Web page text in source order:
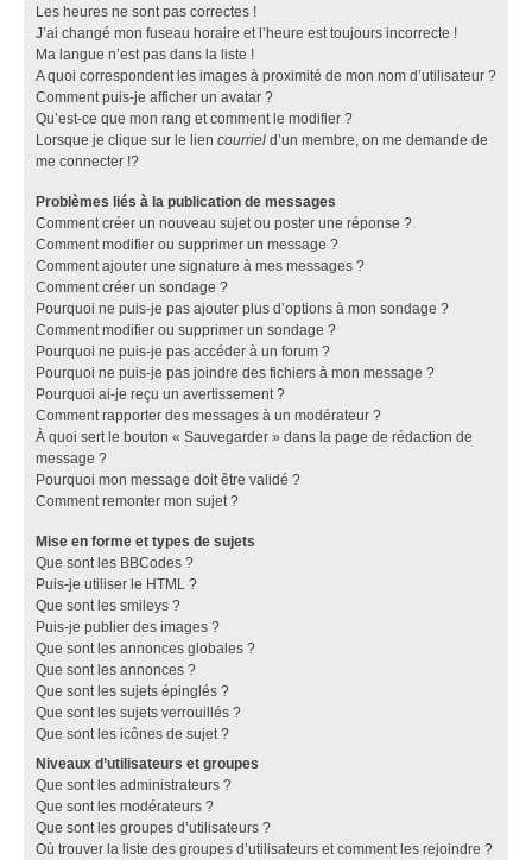
Les heures ne sont pas correctes !
J’ai changé mon fuseau horaire et l’heure est toujours incorrecte !
Ma langue n’est pas dans la liste !
A quoi correspondent les images à proximité de mon nom d’utilisateur ?
Comment puis-je afficher un avatar ?
Qu’est-ce que mon rang et comment le modifier ?
Lorsque je clique sur le lien courriel d’un membre, on me demande de
me connecter !?
Problèmes liés à la publication de messages
Comment créer un nouveau sujet ou poster une réponse ?
Comment modifier ou supprimer un message ?
Comment ajouter une signature à mes messages ?
Comment créer un sondage ?
Pourquoi ne puis-je pas ajouter plus d’options à mon sondage ?
Comment modifier ou supprimer un sondage ?
Pourquoi ne puis-je pas accéder à un forum ?
Pourquoi ne puis-je pas joindre des fichiers à mon message ?
Pourquoi ai-je reçu un avertissement ?
Comment rapporter des messages à un modérateur ?
À quoi sert le bouton « Sauvegarder » dans la page de rédaction de
message ?
Pourquoi mon message doit être validé ?
Comment remonter mon sujet ?
Mise en forme et types de sujets
Que sont les BBCodes ?
Puis-je utiliser le HTML ?
Que sont les smileys ?
Puis-je publier des images ?
Que sont les annonces globales ?
Que sont les annonces ?
Que sont les sujets épinglés ?
Que sont les sujets verrouillés ?
Que sont les icônes de sujet ?
Niveaux d’utilisateurs et groupes
Que sont les administrateurs ?
Que sont les modérateurs ?
Que sont les groupes d’utilisateurs ?
Où trouver la liste des groupes d’utilisateurs et comment les rejoindre ?